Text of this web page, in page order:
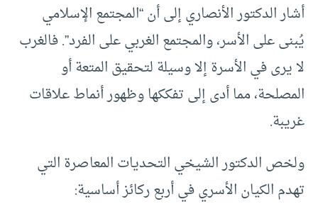
أشار الدكتور الأنصاري إلى أن “المجتمع الإسلامي
يُبنى على الأسر، والمجتمع الغربي على الفرد”. فالغرب
لا يرى في الأسرة إلا وسيلة لتحقيق المتعة أو
المصلحة، مما أدى إلى تفككها وظهور أنماط علاقات
غريبة.
ولخص الدكتور الشيخي التحديات المعاصرة التي
تهدم الكيان الأسري في أربع ركائز أساسية: